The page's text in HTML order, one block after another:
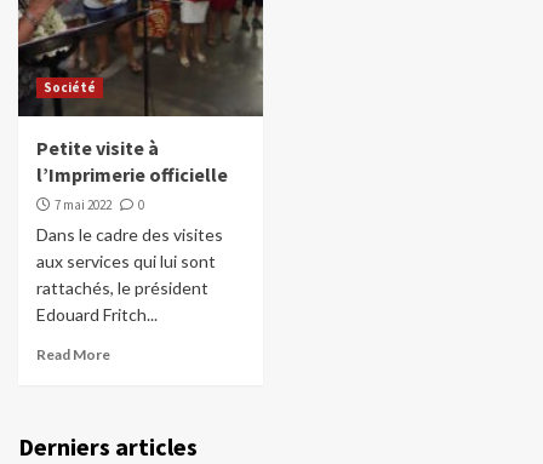
Société
Petite visite à
l’Imprimerie officielle
7 mai 2022 0
Dans le cadre des visites
aux services qui lui sont
rattachés, le président
Edouard Fritch...
Read More
Derniers articles